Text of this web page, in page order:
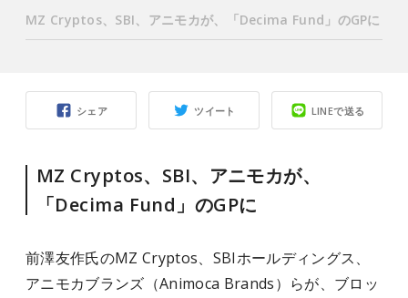
シェア ツイート LINEで送る
MZ Cryptos、SBI、アニモカが、
「Decima Fund」のGPに
前澤友作氏のMZ Cryptos、SBIホールディングス、
アニモカブランズ（Animoca Brands）らが、ブロッ
MZ Cryptos、SBI、アニモカが、「Decima Fund」のGPに